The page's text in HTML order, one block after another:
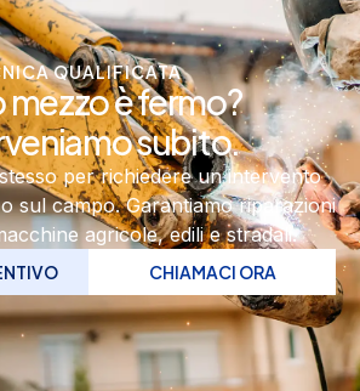
QUALIFICATA
mezzo è fermo?
subito.
per richiedere un intervento
sul campo. Garantiamo riparazioni
agricole, edili e stradali.
CHIAMACI ORA